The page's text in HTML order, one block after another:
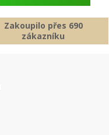
Zakoupilo přes 690
zákazníku